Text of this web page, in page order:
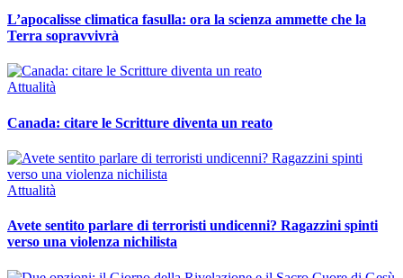
L’apocalisse climatica fasulla: ora la scienza ammette che la
Terra sopravvivrà
Attualità
Canada: citare le Scritture diventa un reato
Attualità
Avete sentito parlare di terroristi undicenni? Ragazzini spinti
verso una violenza nichilista